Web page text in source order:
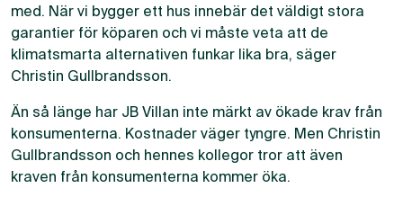
med. När vi bygger ett hus innebär det väldigt stora
garantier för köparen och vi måste veta att de
klimatsmarta alternativen funkar lika bra, säger
Christin Gullbrandsson.
Än så länge har JB Villan inte märkt av ökade krav från
konsumenterna. Kostnader väger tyngre. Men Christin
Gullbrandsson och hennes kollegor tror att även
kraven från konsumenterna kommer öka.